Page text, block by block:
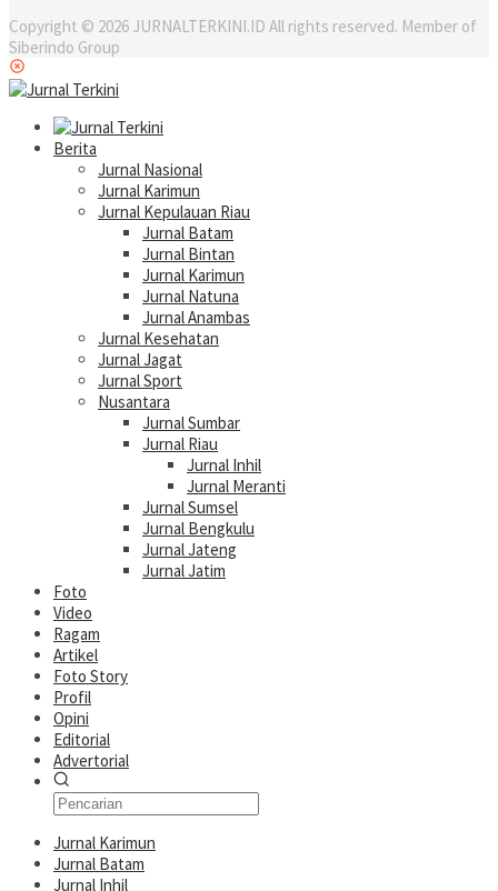
Copyright © 2026 JURNALTERKINI.ID All rights reserved. Member of
Siberindo Group
Berita
Jurnal Nasional
Jurnal Karimun
Jurnal Kepulauan Riau
Jurnal Batam
Jurnal Bintan
Jurnal Karimun
Jurnal Natuna
Jurnal Anambas
Jurnal Kesehatan
Jurnal Jagat
Jurnal Sport
Nusantara
Jurnal Sumbar
Jurnal Riau
Jurnal Inhil
Jurnal Meranti
Jurnal Sumsel
Jurnal Bengkulu
Jurnal Jateng
Jurnal Jatim
Foto
Video
Ragam
Artikel
Foto Story
Profil
Opini
Editorial
Advertorial
Jurnal Karimun
Jurnal Batam
Jurnal Inhil